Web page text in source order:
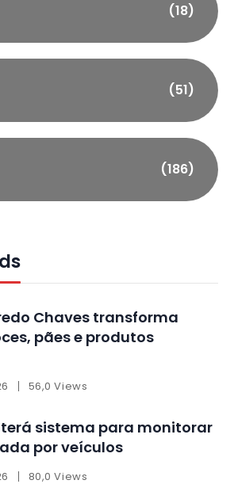
(18)
(51)
(186)
Chaves transforma
pães e produtos
56,0 Views
sistema para monitorar
por veículos
80,0 Views